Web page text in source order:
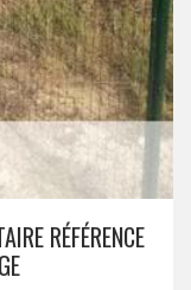
RÉFÉRENCE